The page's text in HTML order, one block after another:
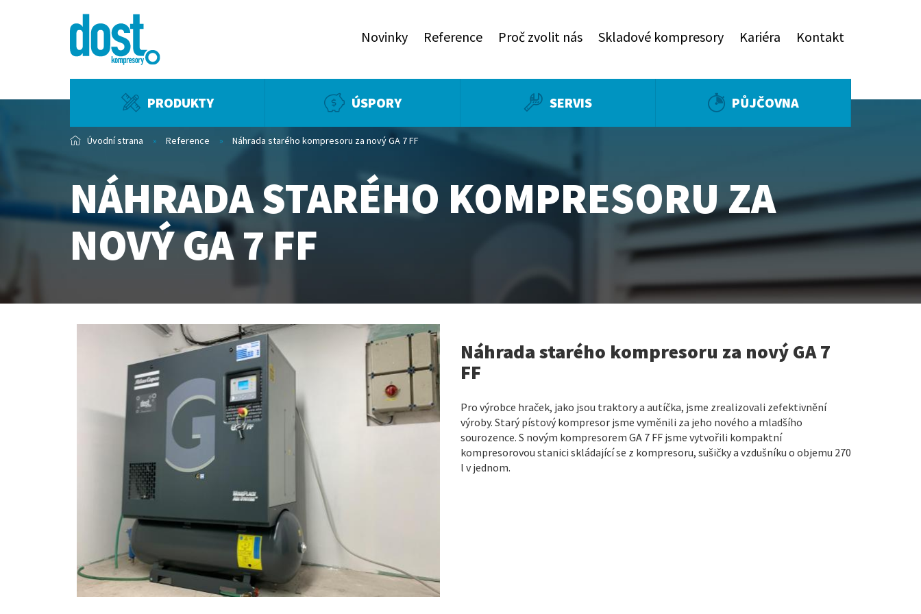
Novinky Reference Proč zvolit nás Skladové kompresory Kariéra Kontakt
PRODUKTY ÚSPORY SERVIS PŮJČOVNA
Úvodní strana Reference Náhrada starého kompresoru za nový GA 7 FF
NÁHRADA STARÉHO KOMPRESORU ZA
NOVÝ GA 7 FF
Náhrada starého kompresoru za nový GA 7
FF
Pro výrobce hraček, jako jsou traktory a autíčka, jsme zrealizovali zefektivnění
výroby. Starý pístový kompresor jsme vyměnili za jeho nového a mladšího
sourozence. S novým kompresorem GA 7 FF jsme vytvořili kompaktní
kompresorovou stanici skládající se z kompresoru, sušičky a vzdušníku o objemu 270
l v jednom.